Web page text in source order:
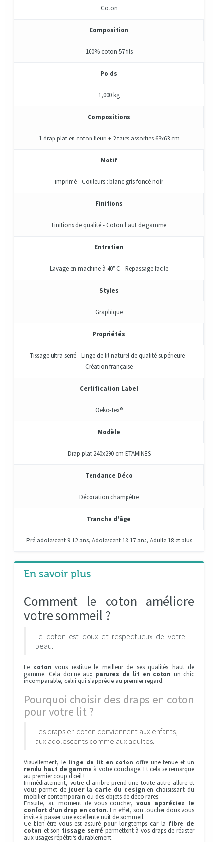
Coton
Composition
100% coton 57 fils
Poids
1,000 kg
Compositions
1 drap plat en coton fleuri + 2 taies assorties 63x63 cm
Motif
Imprimé - Couleurs : blanc gris foncé noir
Finitions
Finitions de qualité - Coton haut de gamme
Entretien
Lavage en machine à 40° C - Repassage facile
Styles
Graphique
Propriétés
Tissage ultra serré - Linge de lit naturel de qualité supérieure -
Création française
Certification Label
Oeko-Tex®
Modèle
Drap plat 240x290 cm ETAMINES
Tendance Déco
Décoration champêtre
Tranche d'âge
Pré-adolescent 9-12 ans, Adolescent 13-17 ans, Adulte 18 et plus
En savoir plus
Comment le coton améliore
votre sommeil ?
Le coton est doux et respectueux de votre
peau.
Le coton vous restitue le meilleur de ses qualités haut de
gamme. Cela donne aux parures de lit en coton un chic
incomparable, celui qui s'apprécie au premier regard.
Pourquoi choisir des draps en coton
pour votre lit ?
Les draps en coton conviennent aux enfants,
aux adolescents comme aux adultes.
Visuellement, le linge de lit en coton offre une tenue et un
rendu haut de gamme à votre couchage. Et cela se remarque
au premier coup d’œil !
Immédiatement, votre chambre prend une toute autre allure et
vous permet de jouer la carte du design en choisissant du
mobilier contemporain ou des objets de déco rares.
Ensuite, au moment de vous coucher,vous appréciez le
confort d’un drap en coton. En effet, son toucher doux vous
invite à passer une excellente nuit de sommeil.
Ce bien-être vous est assuré pour longtemps car la fibre de
coton et son tissage serré permettent à vos draps de résister
aux usages répétitifs durablement.